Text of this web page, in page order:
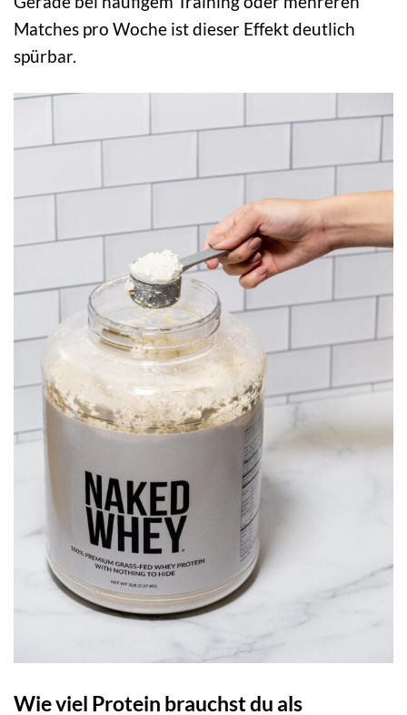
Matches pro Woche ist dieser Effekt deutlich
spürbar.
Wie viel Protein brauchst du als